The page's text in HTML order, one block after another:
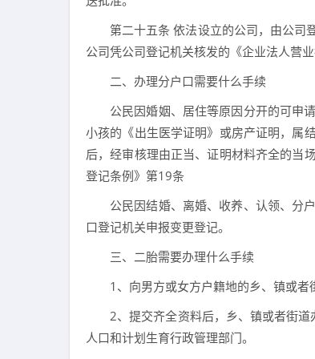
第二十五条 依法设立的公司，由公司
公司凭公司登记机关核发的《企业法人营
二、办理分户口需要什么手续
公民因婚姻、居住等原因分开的可申
小孩的《出生医学证明》或房产证明，属
后，经审核理由正当、证明材料齐全的当
登记条例》第19条
公民因结婚、离婚、收养、认领、分
口登记机关申报变更登记。
三、二胎需要办理什么手续
1、向男方或女方户籍地的乡、镇或者
2、提交齐全资料后，乡、镇或者街
人口和计划生育行政管理部门。